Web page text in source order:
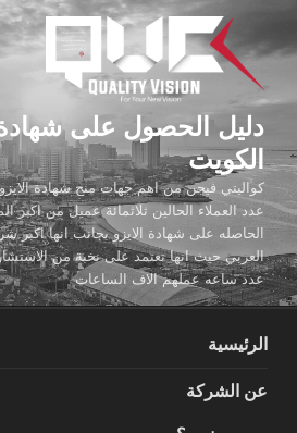
المحتوى
دليل الحصول على
الكويت
كواليتي فيجن من اهم جهات منح شهادة
عدد العملاء الحالين ثلاثمائة عميل من
الحاصله على شهادة الايزو بجانب انها اكبر
العربي حيث انها تعتمد على نخبة من
عدد ساعه عملهم الاف الساعات
الرئيسية
عن الشركة